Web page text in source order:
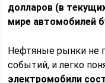
долларов (в
мире автомобилей
Нефтяные рынки не
событий, и легко
электромобили